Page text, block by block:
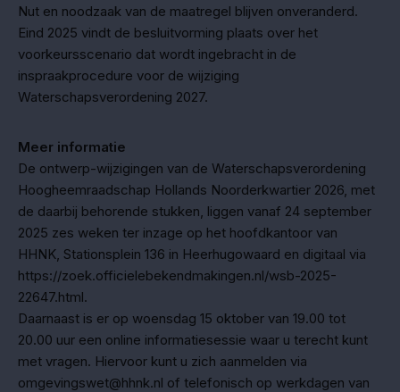
Nut en noodzaak van de maatregel blijven onveranderd.
Eind 2025 vindt de besluitvorming plaats over het
voorkeursscenario dat wordt ingebracht in de
inspraakprocedure voor de wijziging
Waterschapsverordening 2027.
Meer informatie
De ontwerp-wijzigingen van de Waterschapsverordening
Hoogheemraadschap Hollands Noorderkwartier 2026, met
de daarbij behorende stukken, liggen vanaf 24 september
2025 zes weken ter inzage op het hoofdkantoor van
HHNK, Stationsplein 136 in Heerhugowaard en digitaal via
https://zoek.officielebekendmakingen.nl/wsb-2025-
22647.html.
Daarnaast is er op woensdag 15 oktober van 19.00 tot
20.00 uur een online informatiesessie waar u terecht kunt
met vragen. Hiervoor kunt u zich aanmelden via
omgevingswet@hhnk.nl of telefonisch op werkdagen van